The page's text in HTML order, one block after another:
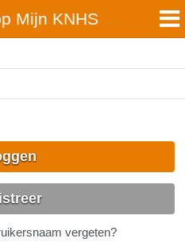
Mijn KNHS
vergeten?